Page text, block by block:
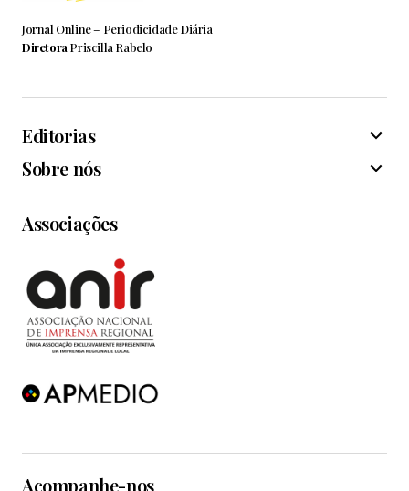
Jornal Online – Periodicidade Diária
Diretora Priscilla Rabelo
Editorias
Sobre nós
Associações
Acompanhe-nos